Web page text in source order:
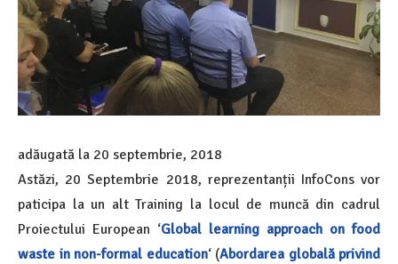
adăugată la 20 septembrie, 2018
Astăzi, 20 Septembrie 2018, reprezentanții InfoCons vor
paticipa la un alt Training la locul de muncă din cadrul
Proiectului European ‘Global learning approach on food
waste in non-formal education‘ (Abordarea globală privind